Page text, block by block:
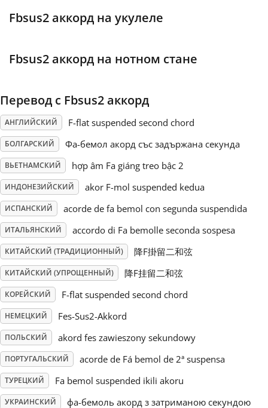
Português
Русский
Svenska
Tiếng Việt
Türkçe
Українська
简体中文
繁體中文
Fbsus2 аккорд на укулеле
Fbsus2 аккорд на нотном стане
Перевод с Fbsus2 аккорд
АНГЛИЙСКИЙ F-flat suspended second chord
БОЛГАРСКИЙ Фа-бемол акорд със задържана секунда
ВЬЕТНАМСКИЙ hợp âm Fa giáng treo bậc 2
ИНДОНЕЗИЙСКИЙ akor F-mol suspended kedua
ИСПАНСКИЙ acorde de fa bemol con segunda suspendida
ИТАЛЬЯНСКИЙ accordo di Fa bemolle seconda sospesa
КИТАЙСКИЙ (ТРАДИЦИОННЫЙ) 降F掛留二和弦
КИТАЙСКИЙ (УПРОЩЕННЫЙ) 降F挂留二和弦
КОРЕЙСКИЙ F-flat suspended second chord
НЕМЕЦКИЙ Fes-Sus2-Akkord
ПОЛЬСКИЙ akord fes zawieszony sekundowy
ПОРТУГАЛЬСКИЙ acorde de Fá bemol de 2ª suspensa
ТУРЕЦКИЙ Fa bemol suspended ikili akoru
УКРАИНСКИЙ фа-бемоль акорд з затриманою секундою